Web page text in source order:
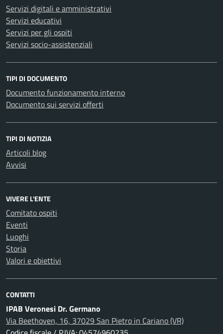
Servizi digitali e amministrativi
Servizi educativi
Servizi per gli ospiti
Servizi socio-assistenziali
TIPI DI DOCUMENTO
Documento funzionamento interno
Documento sui servizi offerti
TIPI DI NOTIZIA
Articoli blog
Avvisi
VIVERE L'ENTE
Comitato ospiti
Eventi
Luoghi
Storia
Valori e obiettivi
CONTATTI
IPAB Veronesi Dr. Germano
Via Beethoven, 16, 37029 San Pietro in Cariano (VR)